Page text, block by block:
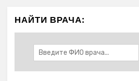
НАЙТИ ВРАЧА: